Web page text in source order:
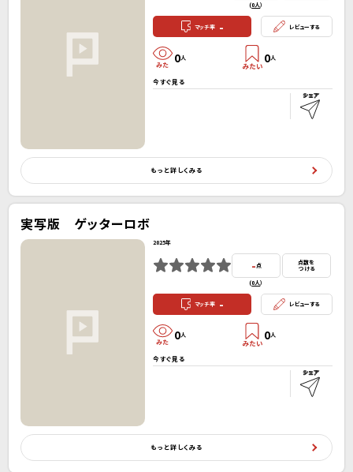
(0人）
マッチ率 - レビューする
0人 0人
今すぐ見る
もっと詳しくみる
実写版 ゲッターロボ
2025年
-点
(0人）
点数を
つける
マッチ率 - レビューする
0人 0人
今すぐ見る
もっと詳しくみる